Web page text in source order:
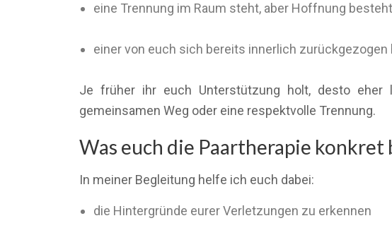
eine Trennung im Raum steht, aber Hoffnung besteht
einer von euch sich bereits innerlich zurückgezogen
Je früher ihr euch Unterstützung holt, desto eher
gemeinsamen Weg oder eine respektvolle Trennung.
Was euch die Paartherapie
In meiner Begleitung helfe ich euch dabei:
die Hintergründe eurer Verletzungen zu erkennen